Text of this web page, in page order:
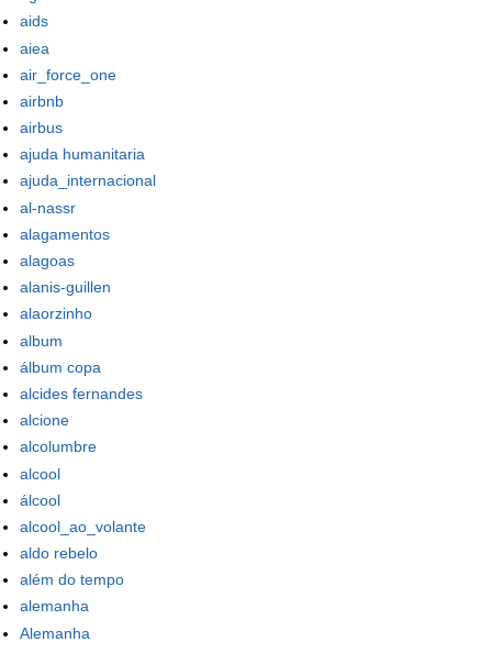
aids
aiea
air_force_one
airbnb
airbus
ajuda humanitaria
ajuda_internacional
al-nassr
alagamentos
alagoas
alanis-guillen
alaorzinho
album
álbum copa
alcides fernandes
alcione
alcolumbre
alcool
álcool
alcool_ao_volante
aldo rebelo
além do tempo
alemanha
Alemanha